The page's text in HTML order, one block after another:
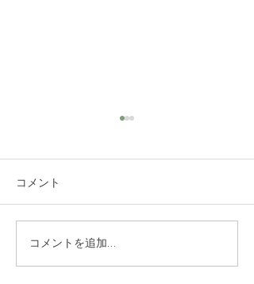
HOUR SOAPトラ
イアルセット 販売終了
コメント
コメントを追加…